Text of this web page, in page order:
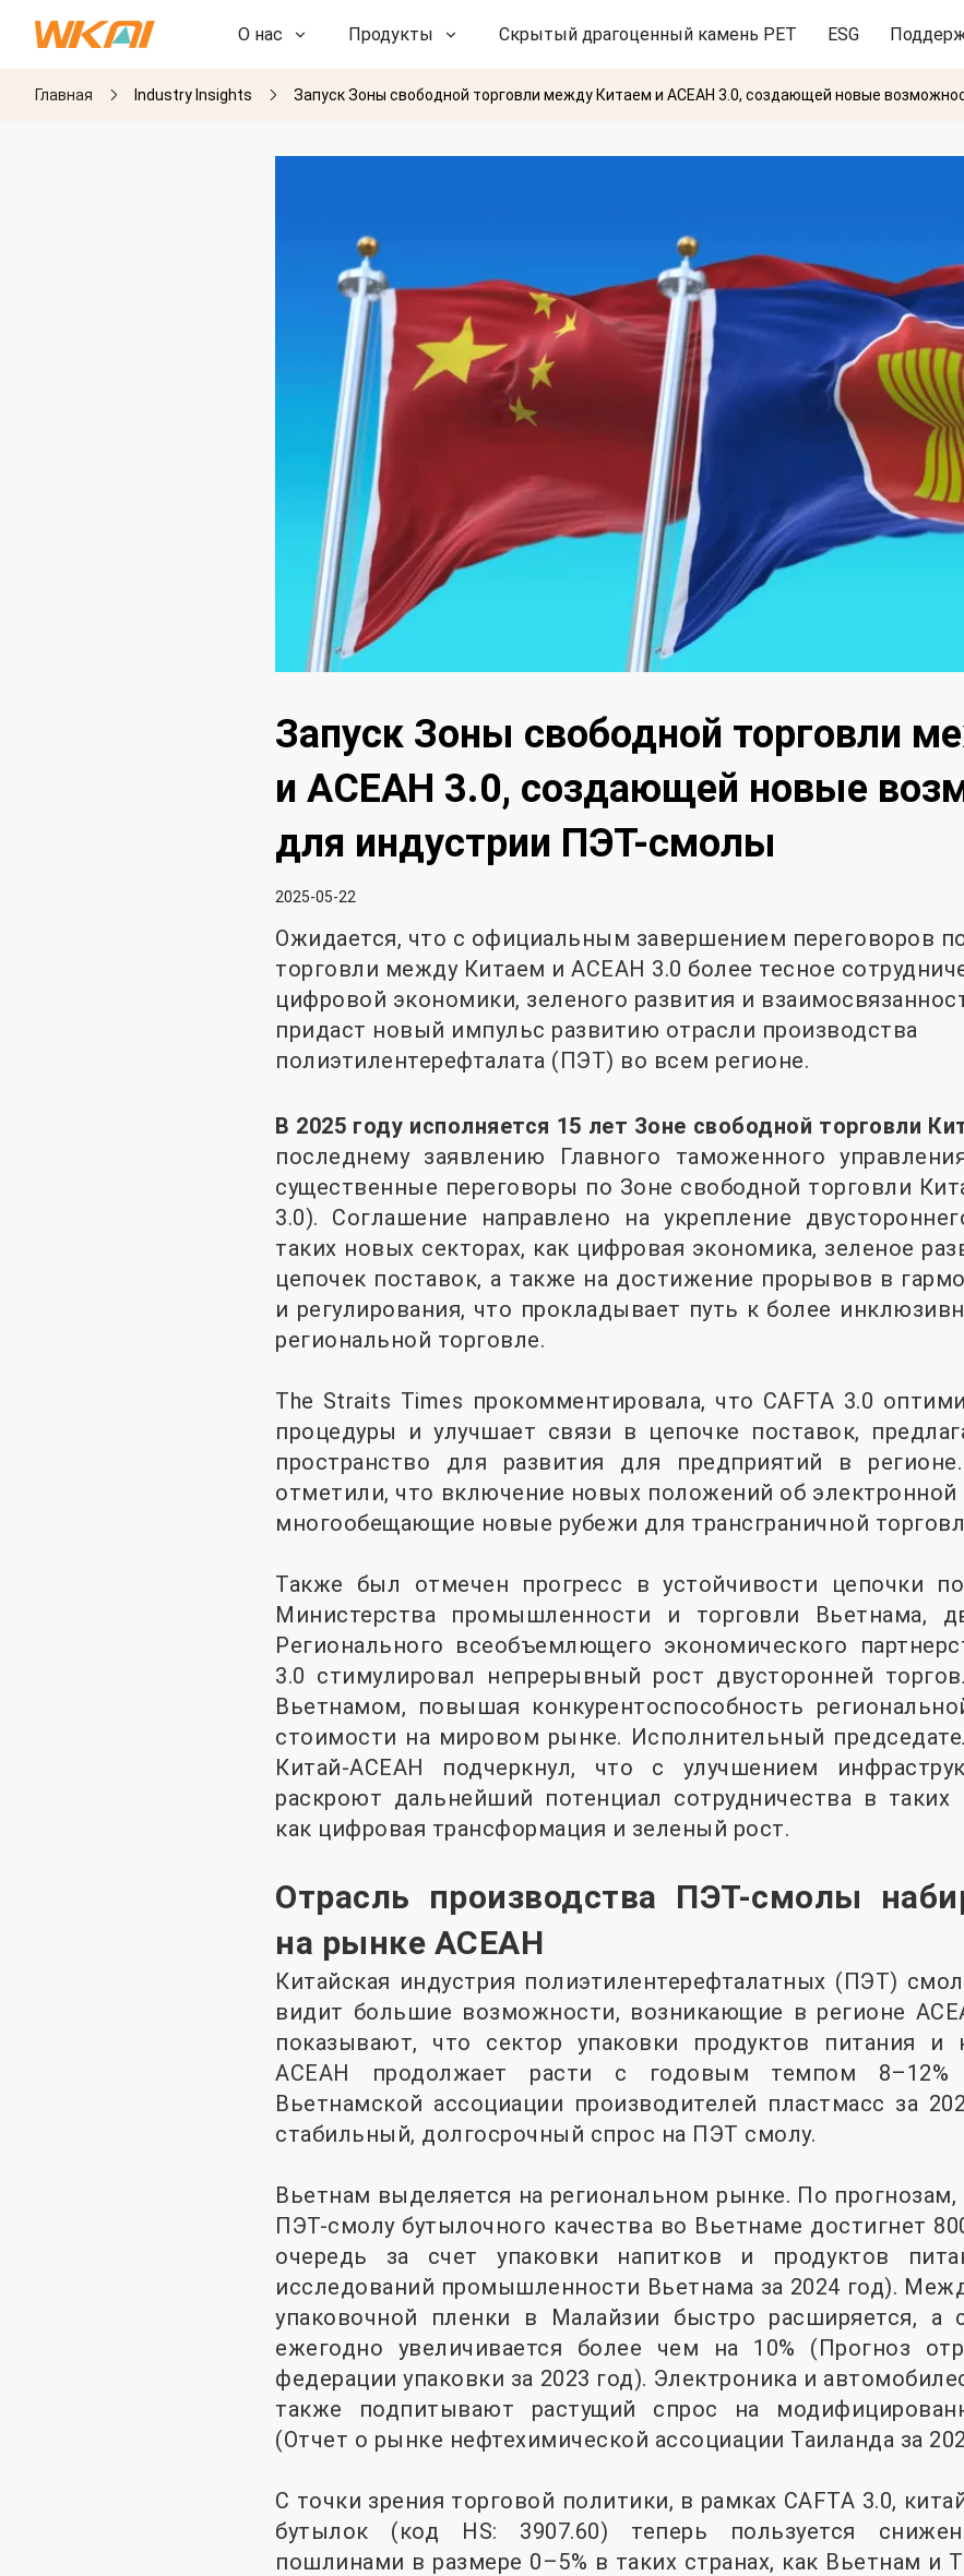
О нас Продукты Скрытый драгоценный камень PET ESG
НИОКР
Главная Industry Insights Запуск Зоны свободной торговли между Китаем и АСЕАН 3.0, создающей новые
Запуск Зоны свободной торговли
и АСЕАН 3.0, создающей новые
для индустрии ПЭТ-смолы
2025-05-22
Ожидается, что с официальным завершением переговоров
торговли между Китаем и АСЕАН 3.0 более тесное
цифровой экономики, зеленого развития и
придаст новый импульс развитию отрасли производства
полиэтилентерефталата (ПЭТ) во всем регионе.
В 2025 году исполняется 15 лет Зоне свободной торговли
последнему заявлению Главного таможенного
существенные переговоры по Зоне свободной торговли
3.0). Соглашение направлено на укрепление
таких новых секторах, как цифровая экономика, зеленое
цепочек поставок, а также на достижение прорывов в
и регулирования, что прокладывает путь к более
региональной торговле.
The Straits Times прокомментировала, что CAFTA 3.0
процедуры и улучшает связи в цепочке поставок,
пространство для развития для предприятий в
отметили, что включение новых положений об
многообещающие новые рубежи для трансграничной
Также был отмечен прогресс в устойчивости цепочки
Министерства промышленности и торговли Вьетнама,
Регионального всеобъемлющего экономического
3.0 стимулировал непрерывный рост двусторонней
Вьетнамом, повышая конкурентоспособность
стоимости на мировом рынке. Исполнительный
Китай-АСЕАН подчеркнул, что с улучшением
раскроют дальнейший потенциал сотрудничества в таких
как цифровая трансформация и зеленый рост.
Отрасль производства ПЭТ-смолы
на рынке АСЕАН
Китайская индустрия полиэтилентерефталатных (ПЭТ)
видит большие возможности, возникающие в регионе
показывают, что сектор упаковки продуктов питания и
АСЕАН продолжает расти с годовым темпом 8–12%
Вьетнамской ассоциации производителей пластмасс за
стабильный, долгосрочный спрос на ПЭТ смолу.
Вьетнам выделяется на региональном рынке. По прогнозам,
ПЭТ-смолу бутылочного качества во Вьетнаме достигнет
очередь за счет упаковки напитков и продуктов
исследований промышленности Вьетнама за 2024 год).
упаковочной пленки в Малайзии быстро расширяется, а
ежегодно увеличивается более чем на 10% (Прогноз
федерации упаковки за 2023 год). Электроника и
также подпитывают растущий спрос на
(Отчет о рынке нефтехимической ассоциации Таиланда за
С точки зрения торговой политики, в рамках CAFTA 3.0,
бутылок (код HS: 3907.60) теперь пользуется
пошлинами в размере 0–5% в таких странах, как Вьетнам и